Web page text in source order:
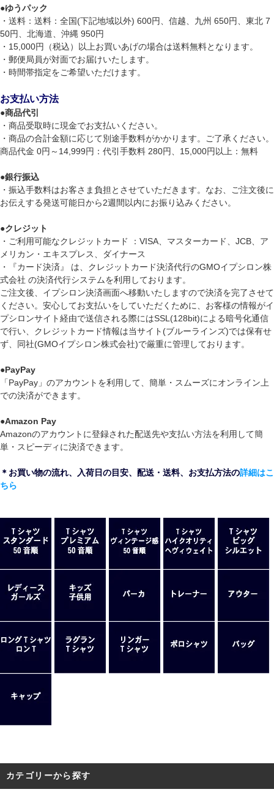
●ゆうパック
・送料：送料：全国(下記地域以外) 600円、信越、九州 650円、東北 7
50円、北海道、沖縄 950円
・15,000円（税込）以上お買いあげの場合は送料無料となります。
・郵便局員が対面でお届けいたします。
・時間帯指定をご希望いただけます。
お支払い方法
●商品代引
・商品受取時に現金でお支払いください。
・商品の合計金額に応じて別途手数料がかかります。ご了承ください。
商品代金 0円～14,999円：代引手数料 280円、15,000円以上：無料
●銀行振込
・振込手数料はお客さま負担とさせていただきます。なお、ご注文後に
お伝えする発送可能日から2週間以内にお振り込みください。
●クレジット
・ご利用可能なクレジットカード ：VISA、マスターカード、JCB、ア
メリカン・エキスプレス、ダイナース
・『カード決済』 は、クレジットカード決済代行のGMOイプシロン株
式会社 の決済代行システムを利用しております。
ご注文後、イプシロン決済画面へ移動いたしますので決済を完了させて
ください。安心してお支払いをしていただくために、お客様の情報がイ
プシロンサイト経由で送信される際にはSSL(128bit)による暗号化通信
で行い、クレジットカード情報は当サイト(ブルーラインズ)では保有せ
ず、同社(GMOイプシロン株式会社)で厳重に管理しております。
●PayPay
「PayPay」のアカウントを利用して、簡単・スムーズにオンライン上
での決済ができます。
●Amazon Pay
Amazonのアカウントに登録された配送先や支払い方法を利用して簡
単・スピーディに決済できます。
＊お買い物の流れ、入荷日の目安、配送・送料、お支払方法の詳細はこ
ちら
カテゴリーから探す